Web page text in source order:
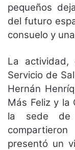
pequeños
del futuro
consuelo y
La actividad,
Servicio de
Hernán
Más Feliz y la
la sede de
presentó un